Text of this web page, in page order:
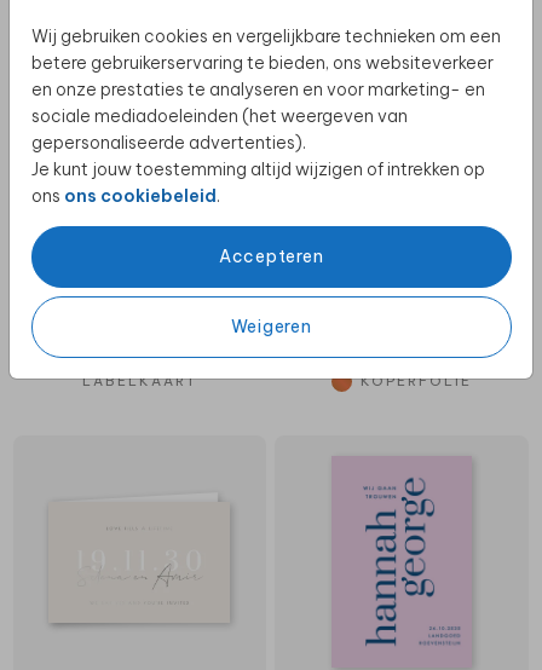
Wij gebruiken cookies en vergelijkbare technieken om een
betere gebruikerservaring te bieden, ons websiteverkeer
en onze prestaties te analyseren en voor marketing- en
sociale mediadoeleinden (het weergeven van
gepersonaliseerde advertenties).
Je kunt jouw toestemming altijd wijzigen of intrekken op
ons ons cookiebeleid.
Accepteren
Weigeren
ORIGINELE VORM LABELKAART
LABELKAART KOPERFOLIE